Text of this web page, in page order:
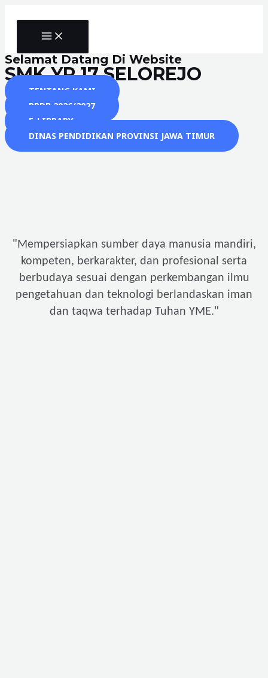
MAIN
MENU
Selamat Datang Di Website
SMK YP 17 SELOREJO
TENTANG KAMI
PPDB 2026/2027
E-LIBRARY
DINAS PENDIDIKAN PROVINSI JAWA TIMUR
"Mempersiapkan sumber daya manusia mandiri,
kompeten, berkarakter, dan profesional serta
berbudaya sesuai dengan perkembangan ilmu
pengetahuan dan teknologi berlandaskan iman
dan taqwa terhadap Tuhan YME."